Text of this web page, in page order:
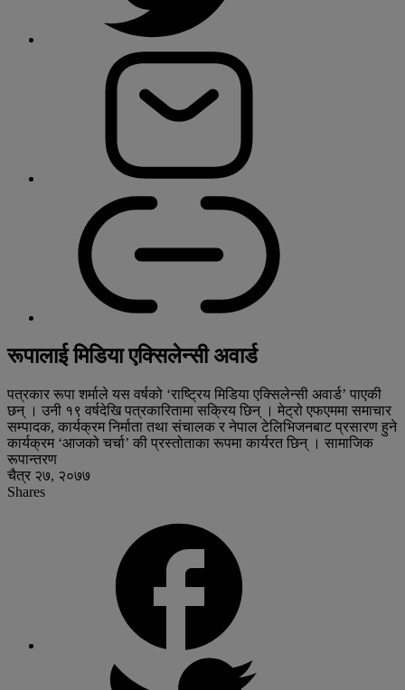
रूपालाई मिडिया एक्सिलेन्सी अवार्ड
पत्रकार रूपा शर्माले यस वर्षको ‘राष्ट्रिय मिडिया एक्सिलेन्सी अवार्ड’ पाएकी
छन् । उनी १९ वर्षदेखि पत्रकारितामा सक्रिय छिन् । मेट्रो एफएममा समाचार
सम्पादक, कार्यक्रम निर्माता तथा संचालक र नेपाल टेलिभिजनबाट प्रसारण हुने
कार्यक्रम ‘आजको चर्चा’ की प्रस्तोताका रूपमा कार्यरत छिन् । सामाजिक
रूपान्तरण
चैत्र २७, २०७७
Shares